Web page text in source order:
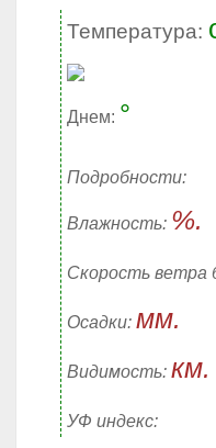
Температура:
Днем: °
Подробности:
Влажность: %.
Скорость ветра
Осадки: мм.
Видимость: км.
УФ индекс: